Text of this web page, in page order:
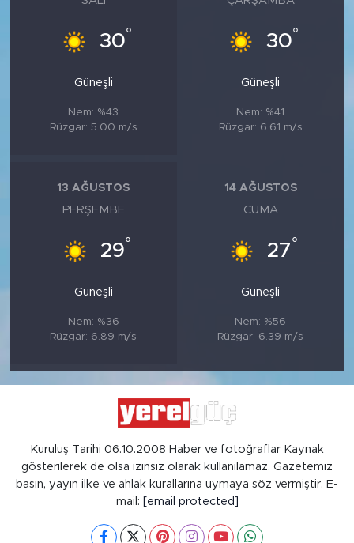
30°
Güneşli
Nem: %43
Rüzgar: 5.00 m/s
30°
Güneşli
Nem: %41
Rüzgar: 6.61 m/s
13 AĞUSTOS
PERŞEMBE
29°
Güneşli
Nem: %36
Rüzgar: 6.89 m/s
14 AĞUSTOS
CUMA
27°
Güneşli
Nem: %56
Rüzgar: 6.39 m/s
Kuruluş Tarihi 06.10.2008 Haber ve fotoğraflar Kaynak
gösterilerek de olsa izinsiz olarak kullanılamaz. Gazetemiz
basın, yayın ilke ve ahlak kurallarına uymaya söz vermiştir. E-
mail: [email protected]